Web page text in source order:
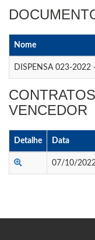
Nome
DISPENSA 023-2022
VENCEDOR
Detalhe Data
07/10/